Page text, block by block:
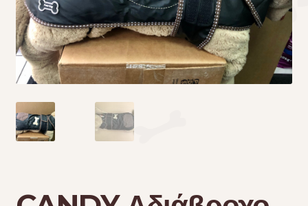
Τσάντες μεταφοράς
Επικοινωνία
Φροντίδα – Είδη Υγιεινής